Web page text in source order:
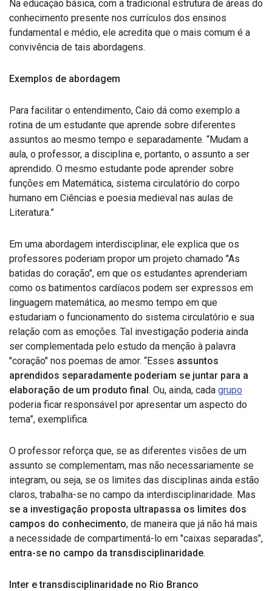
Na educação básica, com a tradicional estrutura de áreas do
conhecimento presente nos currículos dos ensinos
fundamental e médio, ele acredita que o mais comum é a
convivência de tais abordagens.
Exemplos de abordagem
Para facilitar o entendimento, Caio dá como exemplo a
rotina de um estudante que aprende sobre diferentes
assuntos ao mesmo tempo e separadamente. “Mudam a
aula, o professor, a disciplina e, portanto, o assunto a ser
aprendido. O mesmo estudante pode aprender sobre
funções em Matemática, sistema circulatório do corpo
humano em Ciências e poesia medieval nas aulas de
Literatura.”
Em uma abordagem interdisciplinar, ele explica que os
professores poderiam propor um projeto chamado "As
batidas do coração", em que os estudantes aprenderiam
como os batimentos cardíacos podem ser expressos em
linguagem matemática, ao mesmo tempo em que
estudariam o funcionamento do sistema circulatório e sua
relação com as emoções. Tal investigação poderia ainda
ser complementada pelo estudo da menção à palavra
"coração" nos poemas de amor. “Esses assuntos
aprendidos separadamente poderiam se juntar para a
elaboração de um produto final. Ou, ainda, cada grupo
poderia ficar responsável por apresentar um aspecto do
tema”, exemplifica.
O professor reforça que, se as diferentes visões de um
assunto se complementam, mas não necessariamente se
integram, ou seja, se os limites das disciplinas ainda estão
claros, trabalha-se no campo da interdisciplinaridade. Mas
se a investigação proposta ultrapassa os limites dos
campos do conhecimento, de maneira que já não há mais
a necessidade de compartimentá-lo em "caixas separadas",
entra-se no campo da transdisciplinaridade.
Inter e transdisciplinaridade no Rio Branco